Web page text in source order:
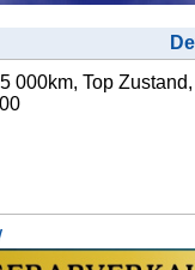
000km, Top